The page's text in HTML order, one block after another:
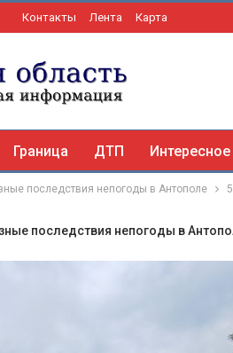
Контакты Лента Карта
Граница ДТП Интересное
последствия непогоды в Антополе
последствия непогоды в